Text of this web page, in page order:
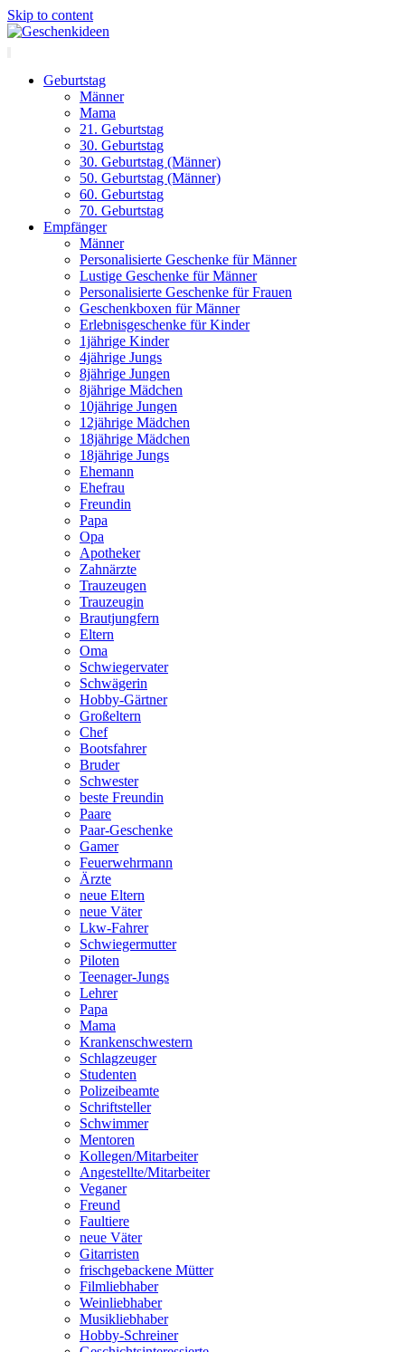
Skip to content
Geburtstag
Männer
Mama
21. Geburtstag
30. Geburtstag
30. Geburtstag (Männer)
50. Geburtstag (Männer)
60. Geburtstag
70. Geburtstag
Empfänger
Männer
Personalisierte Geschenke für Männer
Lustige Geschenke für Männer
Personalisierte Geschenke für Frauen
Geschenkboxen für Männer
Erlebnisgeschenke für Kinder
1jährige Kinder
4jährige Jungs
8jährige Jungen
8jährige Mädchen
10jährige Jungen
12jährige Mädchen
18jährige Mädchen
18jährige Jungs
Ehemann
Ehefrau
Freundin
Papa
Opa
Apotheker
Zahnärzte
Trauzeugen
Trauzeugin
Brautjungfern
Eltern
Oma
Schwiegervater
Schwägerin
Hobby-Gärtner
Großeltern
Chef
Bootsfahrer
Bruder
Schwester
beste Freundin
Paare
Paar-Geschenke
Gamer
Feuerwehrmann
Ärzte
neue Eltern
neue Väter
Lkw-Fahrer
Schwiegermutter
Piloten
Teenager-Jungs
Lehrer
Papa
Mama
Krankenschwestern
Schlagzeuger
Studenten
Polizeibeamte
Schriftsteller
Schwimmer
Mentoren
Kollegen/Mitarbeiter
Angestellte/Mitarbeiter
Veganer
Freund
Faultiere
neue Väter
Gitarristen
frischgebackene Mütter
Filmliebhaber
Weinliebhaber
Musikliebhaber
Hobby-Schreiner